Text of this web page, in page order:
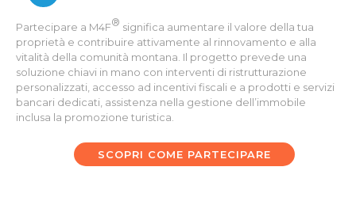
Partecipare a M4F® significa aumentare il valore della tua
proprietà e contribuire attivamente al rinnovamento e alla
vitalità della comunità montana. Il progetto prevede una
soluzione chiavi in mano con interventi di ristrutturazione
personalizzati, accesso ad incentivi fiscali e a prodotti e servizi
bancari dedicati, assistenza nella gestione dell’immobile
inclusa la promozione turistica.
SCOPRI COME PARTECIPARE